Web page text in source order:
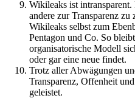
Wikileaks ist intransparent.
andere zur Transparenz
Wikileaks selbst zum
Pentagon und Co. So
organisatorische Modell
oder gar eine neue findet.
Trotz aller Abwägungen
Transparenz, Offenheit
geleistet.